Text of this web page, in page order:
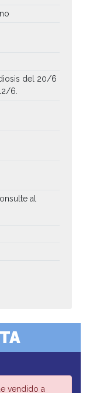
del 20/6
6.
al
vendido a